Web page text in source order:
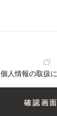
個人情報の取扱